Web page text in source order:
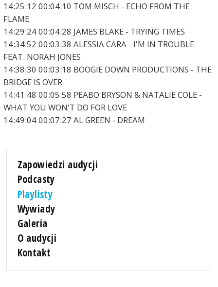
14:25:12 00:04:10 TOM MISCH - ECHO FROM THE
FLAME
14:29:24 00:04:28 JAMES BLAKE - TRYING TIMES
14:34:52 00:03:38 ALESSIA CARA - I'M IN TROUBLE
FEAT. NORAH JONES
14:38:30 00:03:18 BOOGIE DOWN PRODUCTIONS - THE
BRIDGE IS OVER
14:41:48 00:05:58 PEABO BRYSON & NATALIE COLE -
WHAT YOU WON'T DO FOR LOVE
14:49:04 00:07:27 AL GREEN - DREAM
Zapowiedzi audycji
Podcasty
Playlisty
Wywiady
Galeria
O audycji
Kontakt